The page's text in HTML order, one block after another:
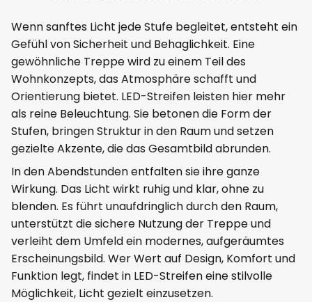
Wenn sanftes Licht jede Stufe begleitet, entsteht ein
Gefühl von Sicherheit und Behaglichkeit. Eine
gewöhnliche Treppe wird zu einem Teil des
Wohnkonzepts, das Atmosphäre schafft und
Orientierung bietet. LED-Streifen leisten hier mehr
als reine Beleuchtung. Sie betonen die Form der
Stufen, bringen Struktur in den Raum und setzen
gezielte Akzente, die das Gesamtbild abrunden.
In den Abendstunden entfalten sie ihre ganze
Wirkung. Das Licht wirkt ruhig und klar, ohne zu
blenden. Es führt unaufdringlich durch den Raum,
unterstützt die sichere Nutzung der Treppe und
verleiht dem Umfeld ein modernes, aufgeräumtes
Erscheinungsbild. Wer Wert auf Design, Komfort und
Funktion legt, findet in LED-Streifen eine stilvolle
Möglichkeit, Licht gezielt einzusetzen.